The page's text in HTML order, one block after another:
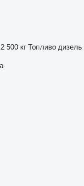
2 500 кг Топливо дизель